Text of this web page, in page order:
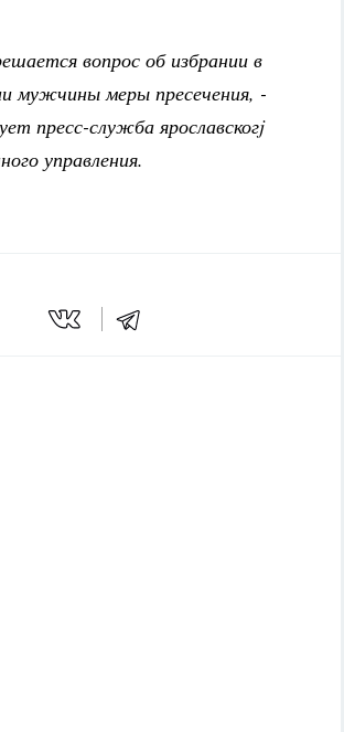
вопрос об избрании в
мужчины меры пресечения, -
пресс-служба ярославскогj
управления.